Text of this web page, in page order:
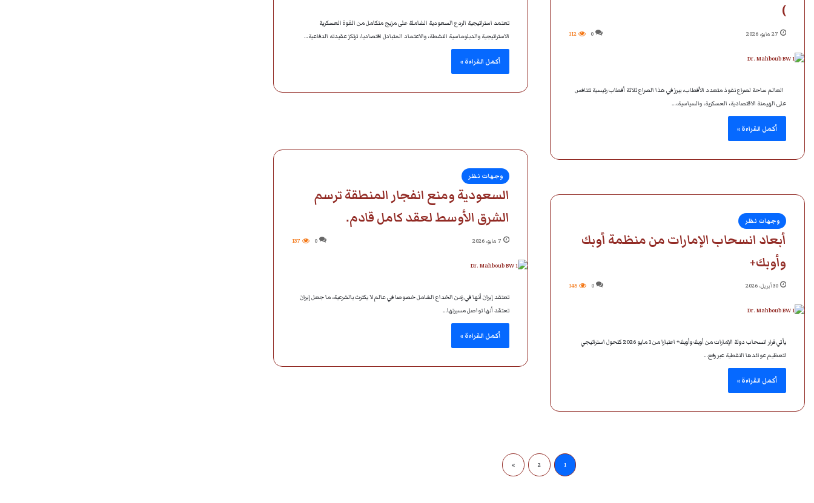
تعتمد استراتيجية الردع السعودية الشاملة على مزيج متكامل من القوة العسكرية
الاستراتيجية والدبلوماسية النشطة، والاعتماد المتبادل اقتصاديا، ترتكز عقيدته الدفاعية…
أكمل القراءة »
)
27 مايو، 2026 0
112
العالم ساحة لصراع نفوذ متعدد الأقطاب، يبرز في هذا الصراع ثلاثة أقطاب رئيسية تتنافس
على الهيمنة الاقتصادية، العسكرية، والسياسية،…
أكمل القراءة »
وجهات نظر
السعودية ومنع انفجار المنطقة ترسم
الشرق الأوسط لعقد كامل قادم.
7 مايو، 2026 0
137
تعتقد إيران أنها في زمن الخداع الشامل خصوصا في عالم لا يكترث بالشرعية، ما جعل إيران
تعتقد أنها تواصل مسيرتها…
أكمل القراءة »
وجهات نظر
أبعاد انسحاب الإمارات من منظمة أوبك
وأوبك+
30 أبريل، 2026 0
145
يأتي قرار انسحاب دولة الإمارات من أوبك وأوبك+ اعتبارا من 1 مايو 2026 كتحول استراتيجي
لتعظيم عوائدها النفطية عبر رفع…
أكمل القراءة »
1
2
»